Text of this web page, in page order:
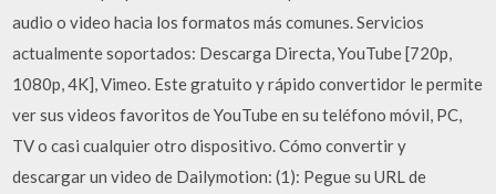
audio o video hacia los formatos más comunes. Servicios
actualmente soportados: Descarga Directa, YouTube [720p,
1080p, 4K], Vimeo. Este gratuito y rápido convertidor le permite
ver sus videos favoritos de YouTube en su teléfono móvil, PC,
TV o casi cualquier otro dispositivo. Cómo convertir y
descargar un video de Dailymotion: (1): Pegue su URL de